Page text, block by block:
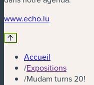
www.echo.lu
Accueil
/Expositions
/Mudam turns 20!